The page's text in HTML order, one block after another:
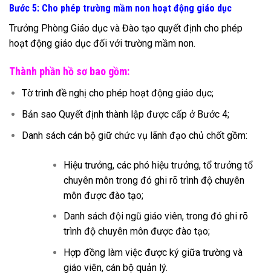
Bước 5: Cho phép trường mầm non hoạt động giáo dục
Trưởng Phòng Giáo dục và Đào tạo quyết định cho phép
hoạt động giáo dục đối với trường mầm non.
Thành phần hồ sơ bao gồm:
Tờ trình đề nghị cho phép hoạt động giáo dục;
Bản sao Quyết định thành lập được cấp ở Bước 4;
Danh sách cán bộ giữ chức vụ lãnh đạo chủ chốt gồm:
Hiệu trưởng, các phó hiệu trưởng, tổ trưởng tổ
chuyên môn trong đó ghi rõ trình độ chuyên
môn được đào tạo;
Danh sách đội ngũ giáo viên, trong đó ghi rõ
trình độ chuyên môn được đào tạo;
Hợp đồng làm việc được ký giữa trường và
giáo viên, cán bộ quản lý.